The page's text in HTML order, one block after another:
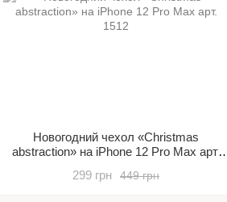
Новогодний чехол «Christmas
abstraction» на iPhone 12 Pro Max арт.
449 грн
299 грн